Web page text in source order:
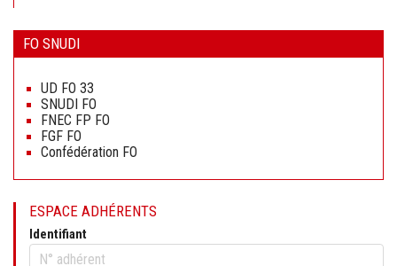
FO SNUDI
contenu
UD FO 33
SNUDI FO
FNEC FP FO
FGF FO
Confédération FO
ESPACE ADHÉRENTS
Identifiant